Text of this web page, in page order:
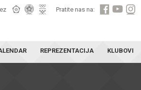
Pratite nas na:
REPREZENTACIJA KLUBOVI